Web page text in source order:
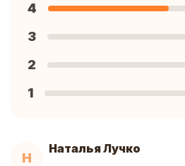
Н
Наталья Лучко
4
3
2
1